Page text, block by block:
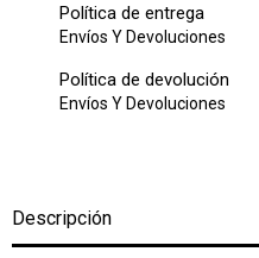
Política de entrega
Envíos Y Devoluciones
Política de devolución
Envíos Y Devoluciones
Descripción